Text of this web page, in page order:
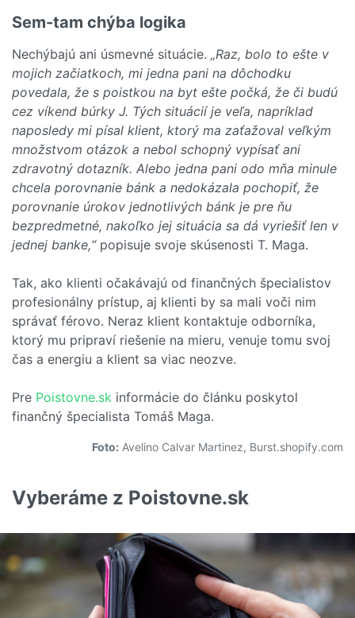
Sem-tam chýba logika
Nechýbajú ani úsmevné situácie. „Raz, bolo to ešte v
mojich začiatkoch, mi jedna pani na dôchodku
povedala, že s poistkou na byt ešte počká, že či budú
cez víkend búrky J. Tých situácií je veľa, napríklad
naposledy mi písal klient, ktorý ma zaťažoval veľkým
množstvom otázok a nebol schopný vypísať ani
zdravotný dotazník. Alebo jedna pani odo mňa minule
chcela porovnanie bánk a nedokázala pochopiť, že
porovnanie úrokov jednotlivých bánk je pre ňu
bezpredmetné, nakoľko jej situácia sa dá vyriešiť len v
jednej banke,“popisuje svoje skúsenosti T. Maga.
Tak, ako klienti očakávajú od finančných špecialistov
profesionálny prístup, aj klienti by sa mali voči nim
správať férovo. Neraz klient kontaktuje odborníka,
ktorý mu pripraví riešenie na mieru, venuje tomu svoj
čas a energiu a klient sa viac neozve.
Pre Poistovne.sk informácie do článku poskytol
finančný špecialista Tomáš Maga.
Foto: Avelino Calvar Martinez, Burst.shopify.com
Vyberáme z Poistovne.sk